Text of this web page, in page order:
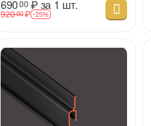
69000 ₽за 1 шт.
92000₽ -25%